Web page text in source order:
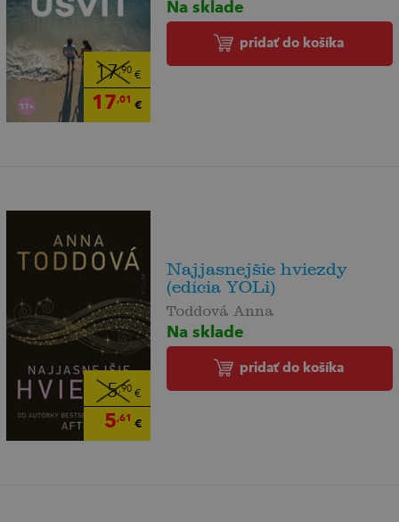
17,90€
17,01 €
Na sklade
pridať do košíka
5,90€
5,61 €
Najjasnejšie hviezdy
(edícia YOLi)
Toddová Anna
Na sklade
pridať do košíka